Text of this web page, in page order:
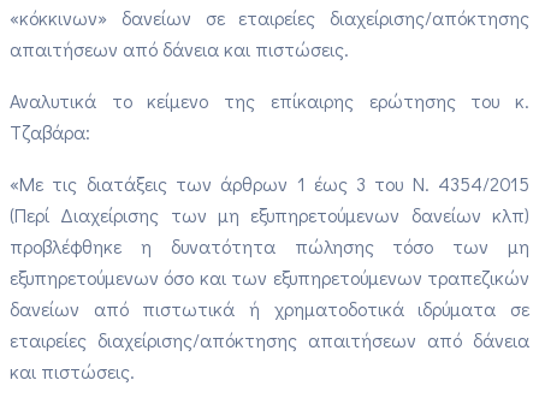
«κόκκινων» δανείων σε εταιρείες διαχείρισης/απόκτησης
απαιτήσεων από δάνεια και πιστώσεις.
Αναλυτικά το κείμενο της επίκαιρης ερώτησης του κ.
Τζαβάρα:
«Με τις διατάξεις των άρθρων 1 έως 3 του Ν. 4354/2015
(Περί Διαχείρισης των μη εξυπηρετούμενων δανείων κλπ)
προβλέφθηκε η δυνατότητα πώλησης τόσο των μη
εξυπηρετούμενων όσο και των εξυπηρετούμενων τραπεζικών
δανείων από πιστωτικά ή χρηματοδοτικά ιδρύματα σε
εταιρείες διαχείρισης/απόκτησης απαιτήσεων από δάνεια
και πιστώσεις.